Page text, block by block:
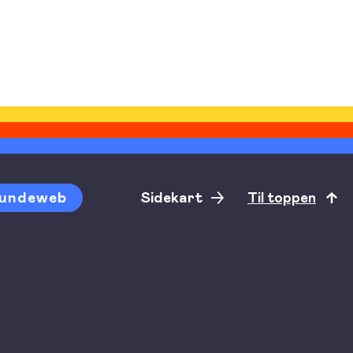
Sidekart Til toppen